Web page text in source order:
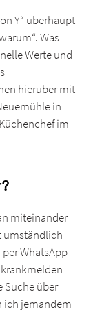
Y“ überhaupt
Was
Werte und
hierüber mit
in
im
miteinander
umständlich
WhatsApp
Suche über
ich jemandem